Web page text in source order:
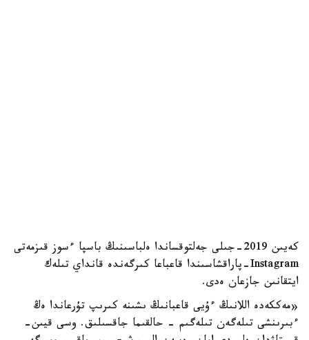
كەيىن 2019-جىلى جەلتوقساندا ەلباسىنىڭ باسپا ءسوز قىزمەتى
Instagram-پاراقشاسىندا قاعباعا كىرگەندە قانداي تىلەك
ايتقانىن جازعان ەدى.
«مەككەدە اللانىڭ ءۇيى قاعبانىڭ ىشىنە كىرىپ تۇرعاندا ەڭ
ءبىرىنشى تىلەگەن تىلەگىم - حالقىما جاقسىلىق. وسى قيىن-